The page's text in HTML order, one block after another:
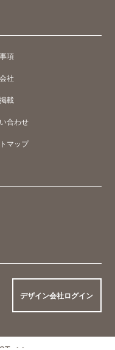
項
社
載
合わせ
マップ
デザイン会社ログイン